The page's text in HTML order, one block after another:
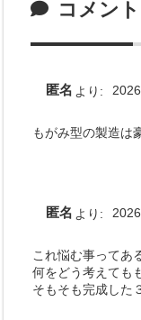
コメン
匿名 より:
もがみ型の製造は
匿名 より:
これ悩む事ってあ
何をどう考えても
そもそも完成した